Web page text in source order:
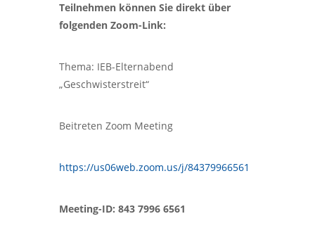
Teilnehmen können Sie direkt über
folgenden Zoom-Link:
Thema: IEB-Elternabend
„Geschwisterstreit“
Beitreten Zoom Meeting
https://us06web.zoom.us/j/84379966561
Meeting-ID: 843 7996 6561